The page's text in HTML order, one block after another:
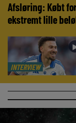
Afsløring: Købt
ekstremt lille
INTERVIEW